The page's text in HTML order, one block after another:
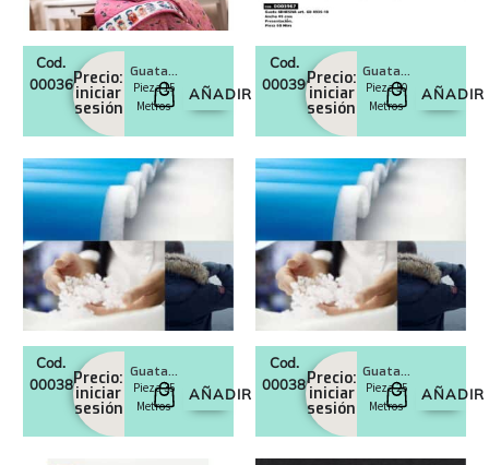
Cod.
0003600Precio:
iniciar
sesión
Guata cosida 280-10, Ancho 90 cms
Pieza 15
Metros
AÑADIR
Cod.
0003967Precio:
iniciar
sesión
Guata adhesiva art. GD 4935-10, Ancho 45 cms
Pieza 50
Metros
AÑADIR
Cod.
0003860Precio:
iniciar
sesión
Guata 15 mm, grosor 120 Gr/m2 Art. HO 105R
Pieza 35
Metros
AÑADIR
Cod.
0003861Precio:
iniciar
sesión
Guata 22 mm, grosor 180 Gr/m2 Art. HO 107R
Pieza 25
Metros
AÑADIR